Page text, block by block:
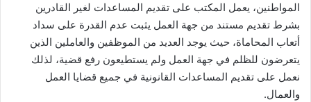
المواطنين، يعمل المكتب على تقديم المساعدات لغير القادرين
بشرط تقديم مستند من جهة العمل يثبت عدم القدرة على سداد
أتعاب المحاماة، حيث يوجد العديد من الموظفين والعاملين الذين
يتعرضون للظلم في جهة العمل ولم يستطيعون رفع قضية، لذلك
نعمل على تقديم المساعدات القانونية في جميع قضايا العمل
والعمال.